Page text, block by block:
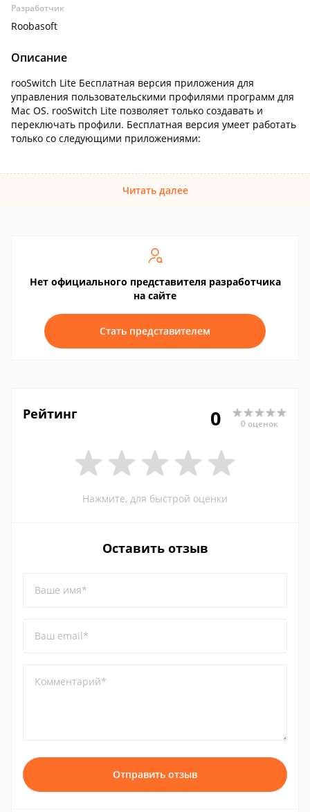
Разработчик
Roobasoft
Описание
rooSwitch Lite Бесплатная версия приложения для
управления пользовательскими профилями программ для
Mac OS. rooSwitch Lite позволяет только создавать и
переключать профили. Бесплатная версия умеет работать
только со следующими приложениями:
Читать далее
Нет официального представителя разработчика
на сайте
Стать представителем
Рейтинг 0 0 оценок
Нажмите, для быстрой оценки
Оставить отзыв
Ваше имя*
Ваш email*
Комментарий*
Отправить отзыв